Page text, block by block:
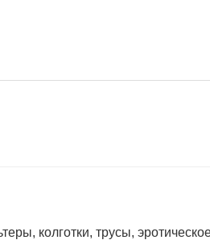
колготки, трусы,